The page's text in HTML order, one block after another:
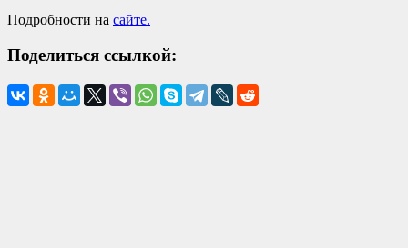
Подробности на сайте.
Поделиться ссылкой: